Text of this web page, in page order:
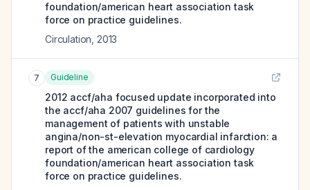
foundation/american heart association task
force on practice guidelines.
Circulation 2013
7 Guideline
2012 accf/aha focused update incorporated into
the accf/aha 2007 guidelines for the
management of patients with unstable
angina/non-st-elevation myocardial infarction: a
report of the american college of cardiology
foundation/american heart association task
force on practice guidelines.